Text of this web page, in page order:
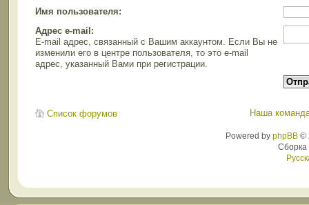
Имя пользователя:
Адрес e-mail:
E-mail адрес, связанный с Вашим аккаунтом. Если Вы не
изменили его в центре пользователя, то это e-mail
адрес, указанный Вами при регистрации.
Список форумов Наша
Powered by phpBB©